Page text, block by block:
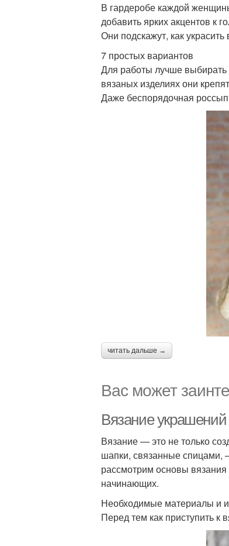
В гардеробе каждой
добавить ярких акцентов к
Они подскажут, как
7 простых вариантов
Для работы лучше
вязаных изделиях они
Даже беспорядочная
читать дальше →
Вас может
Вязание
Вязание — это не только
шапки, связанные спицами,
рассмотрим основы
начинающих.
Необходимые материалы и
Перед тем как приступить